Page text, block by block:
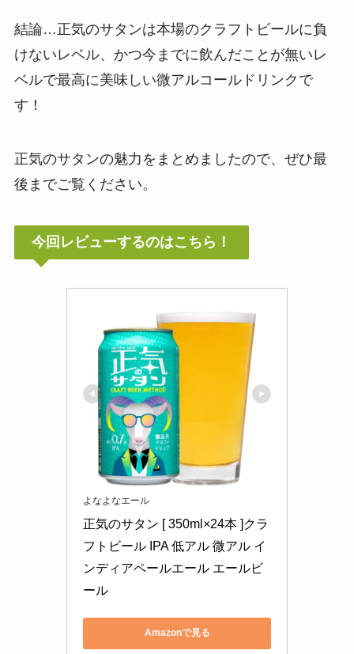
結論…正気のサタンは本場のクラフトビールに負
けないレベル、かつ今までに飲んだことが無いレ
ベルで最高に美味しい微アルコールドリンクで
す！
正気のサタンの魅力をまとめましたので、ぜひ最
後までご覧ください。
今回レビューするのはこちら！
よなよなエール
正気のサタン [ 350ml×24本 ]クラ
フトビール IPA 低アル 微アル イ
ンディアペールエール エールビ
ール
Amazonで見る